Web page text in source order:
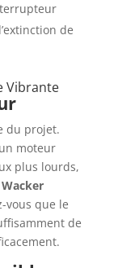
de
Vibrante
du projet.
moteur
plus lourds,
Wacker
vous que le
de